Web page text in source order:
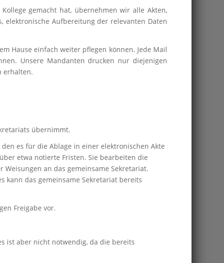
gemacht hat, übernehmen wir alle Akten,
elektronische Aufbereitung der relevanten Daten
Hause einfach weiter pflegen können. Jede Mail
Unsere Mandanten drucken nur diejenigen
erhalten.
übernimmt.
es für die Ablage in einer elektronischen Akte
etwa notierte Fristen. Sie bearbeiten die
an das gemeinsame Sekretariat.
kann das gemeinsame Sekretariat bereits
Freigabe vor.
ist aber nicht notwendig, da die bereits